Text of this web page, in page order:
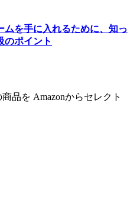
ムを手に入れるために、知っ
のポイント
品を Amazonからセレクト